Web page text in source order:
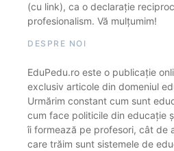
(cu link), ca o declarație
profesionalism. Vă mulțumim!
DESPRE NOI
EduPedu.ro este o publicație
exclusiv articole din domeniul
Urmărim constant cum sunt
cum face politicile din educație
îi formează pe profesori, cât de
care trăim sunt sistemele de